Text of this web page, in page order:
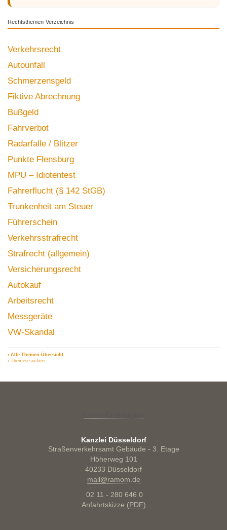
Rechtsthemen-Verzeichnis
Verkehrsrecht
Autounfall
Schmerzensgeld
Fiktive Abrechnung
Bußgeld
Fahrverbot
Radarfalle / Blitzer
Punkte Flensburg
MPU – Idiotentest
Fahrerflucht (§ 142 StGB)
Trunkenheit am Steuer
Führerschein
Verkehrsstrafrecht
Strafrecht (allgemein)
Versicherungsrecht
Autokauf
Arbeitsrecht
Messgeräte
VW-Skandal
› Alle Themen-Übersicht
› Themen suchen
Kanzlei Düsseldorf
Straßenverkehrsamt Gebäude - 3. Etage
Höherweg 101
40233 Düsseldorf
mail@ramom.de
02 11 - 280 646 0
Anfahrtskizze (PDF)